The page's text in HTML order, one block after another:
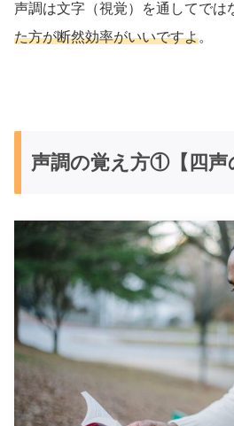
声調は文字（視覚）を通してでは
た方が断然効率がいいですよ。
声調の覚え方①【四声